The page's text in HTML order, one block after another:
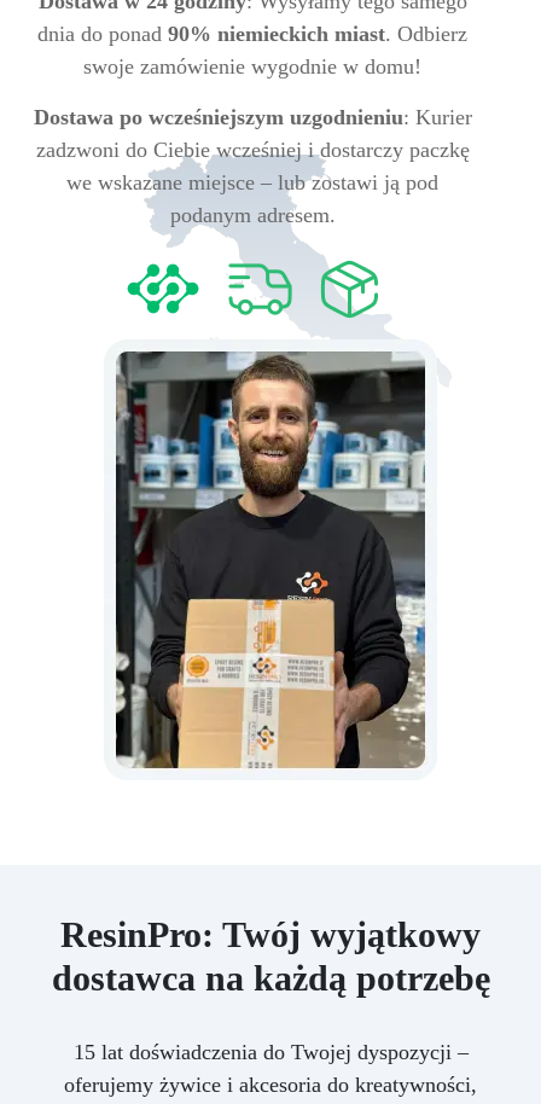
dnia do ponad 90% niemieckich miast. Odbierz
swoje zamówienie wygodnie w domu!
Dostawa po wcześniejszym uzgodnieniu: Kurier
zadzwoni do Ciebie wcześniej i dostarczy paczkę
we wskazane miejsce – lub zostawi ją pod
podanym adresem.
ResinPro: Twój wyjątkowy
dostawca na każdą potrzebę
15 lat doświadczenia do Twojej dyspozycji –
oferujemy żywice i akcesoria do kreatywności,